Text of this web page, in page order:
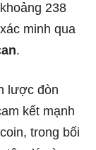
238
minh qua
.
lược đòn
kết mạnh
trong bối